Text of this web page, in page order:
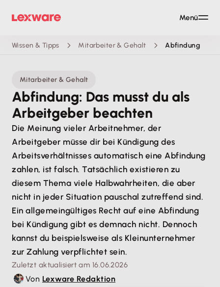
Wissen & Tipps Mitarbeiter & Gehalt Abfindung
Mitarbeiter & Gehalt
Abfindung: Das musst du als
Arbeitgeber beachten
Die Meinung vieler Arbeitnehmer, der
Arbeitgeber müsse dir bei Kündigung des
Arbeitsverhältnisses automatisch eine Abfindung
zahlen, ist falsch. Tatsächlich existieren zu
diesem Thema viele Halbwahrheiten, die aber
nicht in jeder Situation pauschal zutreffend sind.
Ein allgemeingültiges Recht auf eine Abfindung
bei Kündigung gibt es demnach nicht. Dennoch
kannst du beispielsweise als Kleinunternehmer
zur Zahlung verpflichtet sein.
Zuletzt aktualisiert am 16.06.2026
Von Lexware Redaktion© joyfotoliakid - stock.adobe.com
Menü